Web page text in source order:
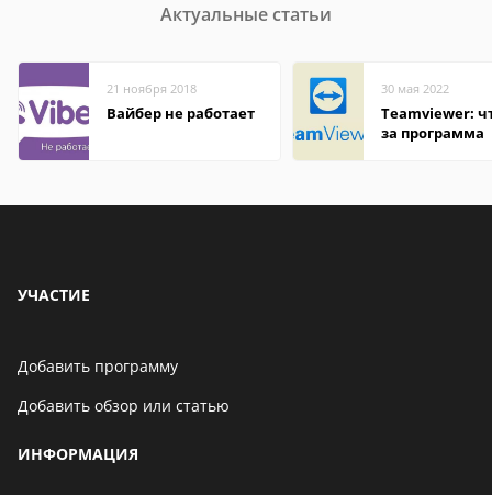
Актуальные статьи
21 ноября 2018
Вайбер не работает
30 мая 2022
Teamviewer:
за программа
УЧАСТИЕ
Добавить программу
Добавить обзор или статью
ИНФОРМАЦИЯ